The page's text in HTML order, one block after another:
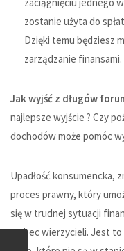
zostanie użyta do
Dzięki temu będziesz
zarządzanie finansami.
Jak wyjść z długów
najlepsze wyjście ? Czy
dochodówmoże pomóc
Upadłość konsumencka,
proces prawny, który
się w trudnej sytuacji
wobec wierzycieli. Jest